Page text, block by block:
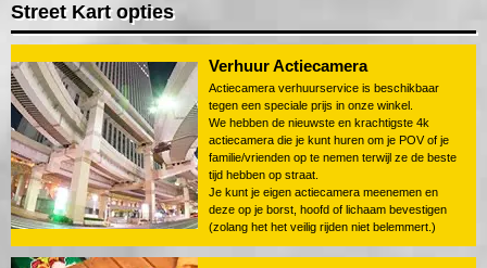
Street Kart opties
Verhuur Actiecamera
Actiecamera verhuurservice is beschikbaar
tegen een speciale prijs in onze winkel.
We hebben de nieuwste en krachtigste 4k
actiecamera die je kunt huren om je POV of je
familie/vrienden op te nemen terwijl ze de beste
tijd hebben op straat.
Je kunt je eigen actiecamera meenemen en
deze op je borst, hoofd of lichaam bevestigen
(zolang het het veilig rijden niet belemmert.)